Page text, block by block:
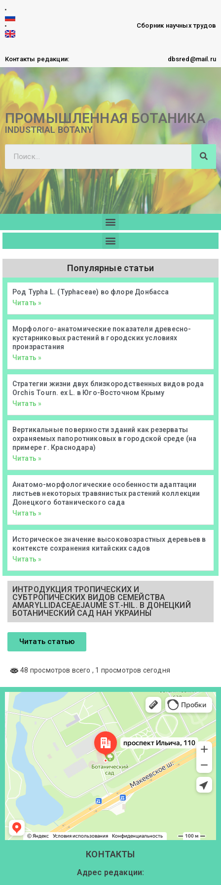
Сборник научных трудов
Контакты редакции: dbsred@mail.ru
ПРОМЫШЛЕННАЯ БОТАНИКА
INDUSTRIAL BOTANY
Популярные статьи
Род Typha L. (Typhaceae) во флоре Донбасса
Читать »
Морфолого-анатомические показатели древесно-
кустарниковых растений в городских условиях
произрастания
Читать »
Стратегии жизни двух близкородственных видов рода
Orchis Tourn. ex L. в Юго-Восточном Крыму
Читать »
Вертикальные поверхности зданий как резерваты
охраняемых папоротниковых в городской среде (на
примере г. Краснодара)
Читать »
Анатомо-морфологические особенности адаптации
листьев некоторых травянистых растений коллекции
Донецкого ботанического сада
Читать »
Историческое значение высоковозрастных деревьев в
контексте сохранения китайских садов
Читать »
ИНТРОДУКЦИЯ ТРОПИЧЕСКИХ И
СУБТРОПИЧЕСКИХ ВИДОВ СЕМЕЙСТВА
AMARYLLIDACEAEJAUME ST.-HIL. В ДОНЕЦКИЙ
БОТАНИЧЕСКИЙ САД НАН УКРАИНЫ
Читать статью
48 просмотров всего , 1 просмотров сегодня
Донецк
Проспект Ильича, 110 — Яндекс Карты
КОНТАКТЫ
Адрес редакции: